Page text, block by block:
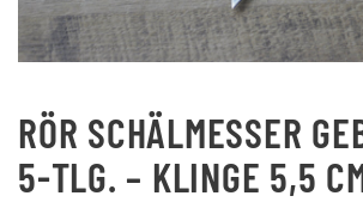
RÖR SCHÄLMESSER
5-TLG. – KLINGE 5,5